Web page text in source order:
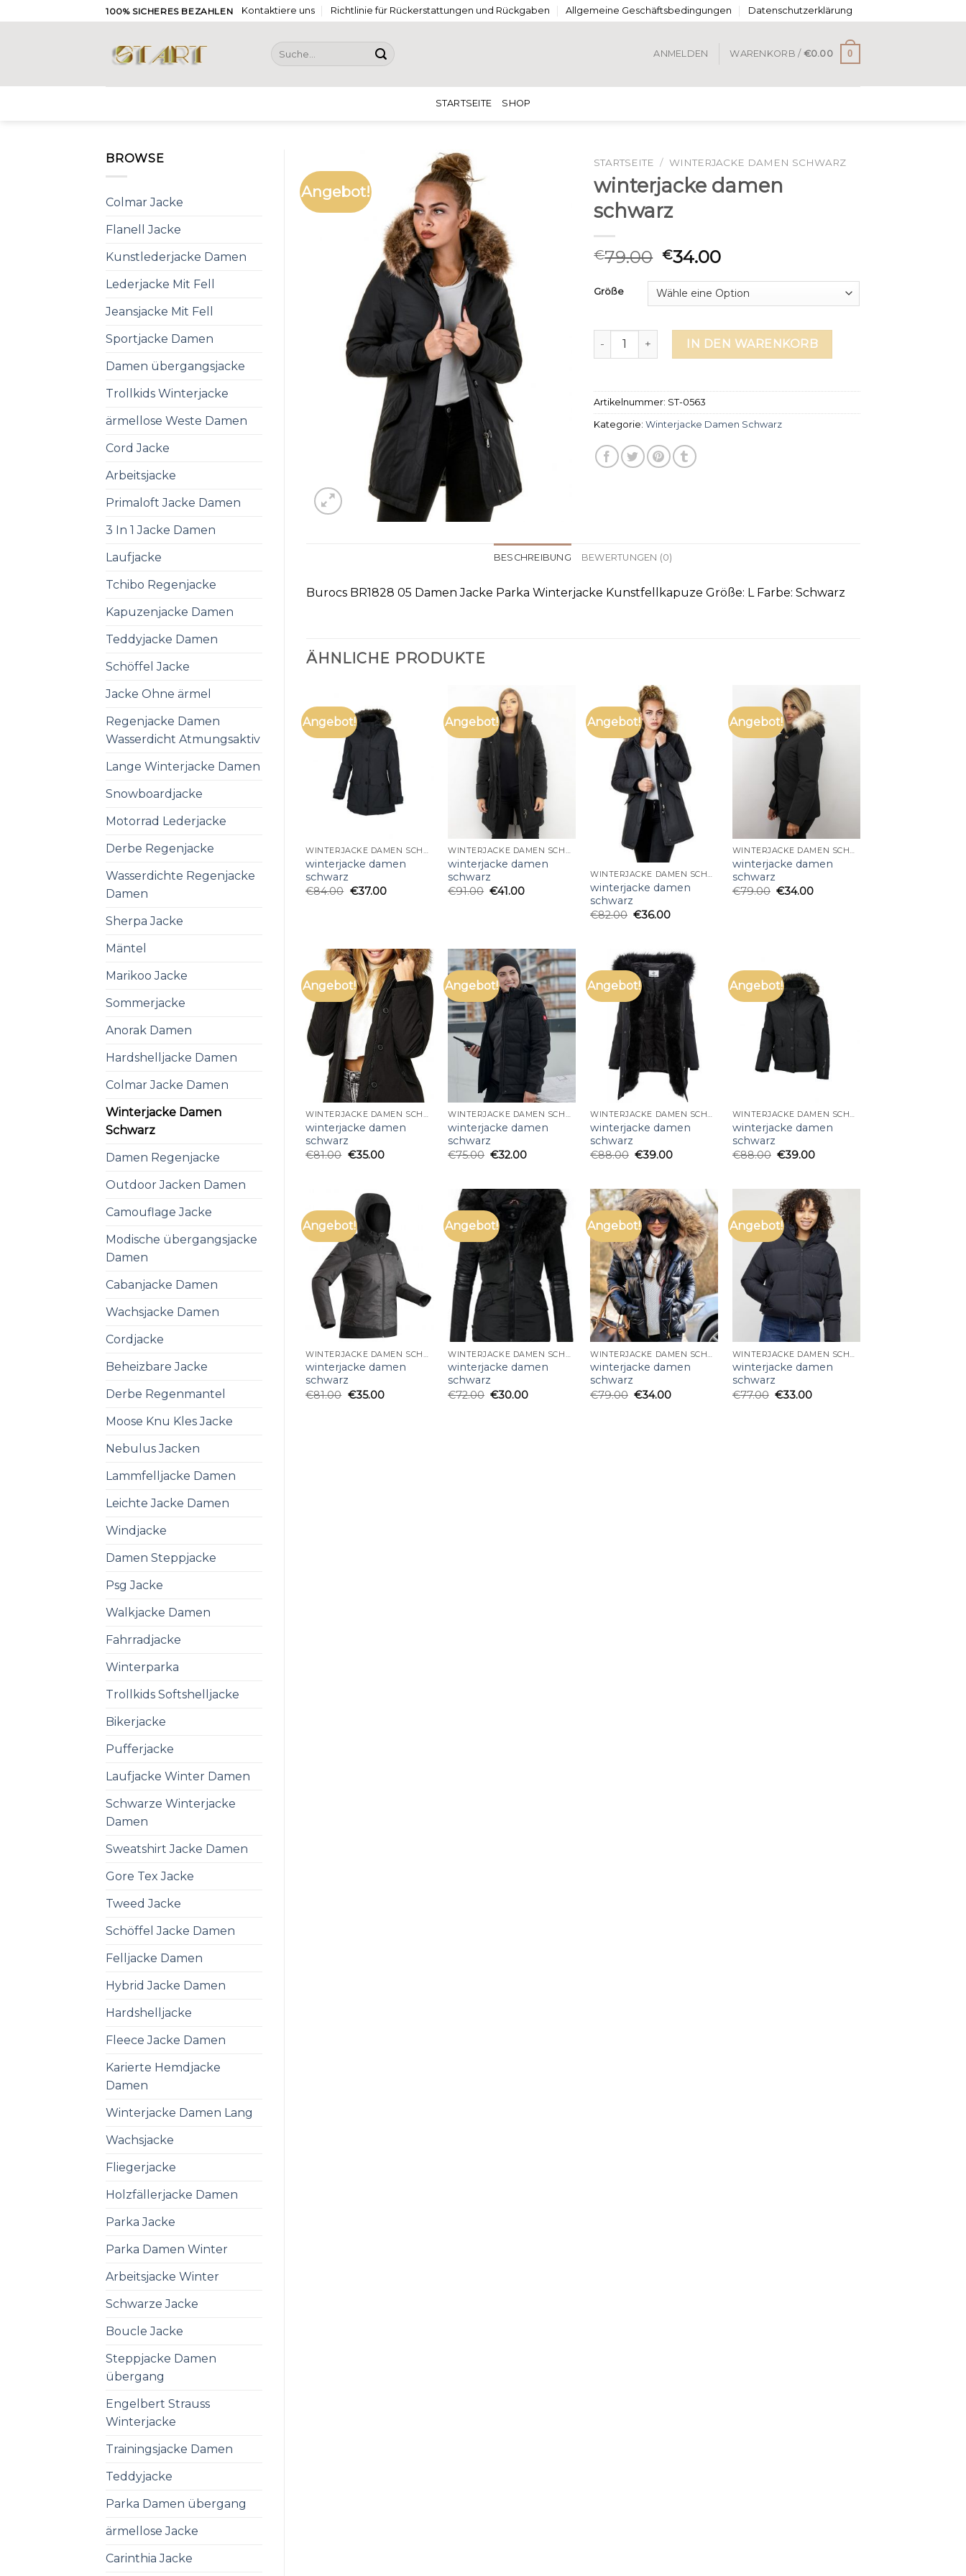
to
100% SICHERES BEZAHLEN Kontaktiere uns Richtlinie für Rückerstattungen und Rückgaben Allgemeine Geschäftsbedingungen Datenschutzerklärung
Suche
nach:
ANMELDEN WARENKORB / €0.00 0
STARTSEITE SHOP
BROWSE
Colmar Jacke
Flanell Jacke
Kunstlederjacke Damen
Lederjacke Mit Fell
Jeansjacke Mit Fell
Sportjacke Damen
Damen übergangsjacke
Trollkids Winterjacke
ärmellose Weste Damen
Cord Jacke
Arbeitsjacke
Primaloft Jacke Damen
3 In 1 Jacke Damen
Laufjacke
Tchibo Regenjacke
Kapuzenjacke Damen
Teddyjacke Damen
Schöffel Jacke
Jacke Ohne ärmel
Regenjacke Damen
Wasserdicht Atmungsaktiv
Lange Winterjacke Damen
Snowboardjacke
Motorrad Lederjacke
Derbe Regenjacke
Wasserdichte Regenjacke
Damen
Sherpa Jacke
Mäntel
Marikoo Jacke
Sommerjacke
Anorak Damen
Hardshelljacke Damen
Colmar Jacke Damen
Winterjacke Damen
Schwarz
Damen Regenjacke
Outdoor Jacken Damen
Camouflage Jacke
Modische übergangsjacke
Damen
Cabanjacke Damen
Wachsjacke Damen
Cordjacke
Beheizbare Jacke
Derbe Regenmantel
Moose Knu Kles Jacke
Nebulus Jacken
Lammfelljacke Damen
Leichte Jacke Damen
Windjacke
Damen Steppjacke
Psg Jacke
Walkjacke Damen
Fahrradjacke
Winterparka
Trollkids Softshelljacke
Bikerjacke
Pufferjacke
Laufjacke Winter Damen
Schwarze Winterjacke
Damen
Sweatshirt Jacke Damen
Gore Tex Jacke
Tweed Jacke
Schöffel Jacke Damen
Felljacke Damen
Hybrid Jacke Damen
Hardshelljacke
Fleece Jacke Damen
Karierte Hemdjacke
Damen
Winterjacke Damen Lang
Wachsjacke
Fliegerjacke
Holzfällerjacke Damen
Parka Jacke
Parka Damen Winter
Arbeitsjacke Winter
Schwarze Jacke
Boucle Jacke
Steppjacke Damen
übergang
Engelbert Strauss
Winterjacke
Trainingsjacke Damen
Teddyjacke
Parka Damen übergang
ärmellose Jacke
Carinthia Jacke
Angebot!
STARTSEITE / WINTERJACKE DAMEN SCHWARZ
winterjacke damen
schwarz
€79.00 €34.00
Größe
winterjacke damen schwarz Menge
IN DEN WARENKORB
Artikelnummer: ST-0563
Kategorie:Winterjacke Damen Schwarz
BESCHREIBUNG BEWERTUNGEN (0)
Burocs BR1828 05 Damen Jacke Parka Winterjacke Kunstfellkapuze Größe: L Farbe: Schwarz
ÄHNLICHE PRODUKTE
Angebot!
WINTERJACKE DAMEN SCHWARZ
winterjacke damen
schwarz
€84.00 €37.00
Angebot!
WINTERJACKE DAMEN SCHWARZ
winterjacke damen
schwarz
€91.00 €41.00
Angebot!
WINTERJACKE DAMEN SCHWARZ
winterjacke damen
schwarz
€82.00 €36.00
Angebot!
WINTERJACKE DAMEN SCHWARZ
winterjacke damen
schwarz
€79.00 €34.00
Angebot!
WINTERJACKE DAMEN SCHWARZ
winterjacke damen
schwarz
€81.00 €35.00
Angebot!
WINTERJACKE DAMEN SCHWARZ
winterjacke damen
schwarz
€75.00 €32.00
Angebot!
WINTERJACKE DAMEN SCHWARZ
winterjacke damen
schwarz
€88.00 €39.00
Angebot!
WINTERJACKE DAMEN SCHWARZ
winterjacke damen
schwarz
€88.00 €39.00
Angebot!
winterjacke damen
schwarz
€81.00 €35.00
Angebot!
winterjacke damen
schwarz
€72.00 €30.00
Angebot!
winterjacke damen
schwarz
€79.00 €34.00
Angebot!
winterjacke damen
schwarz
€77.00 €33.00